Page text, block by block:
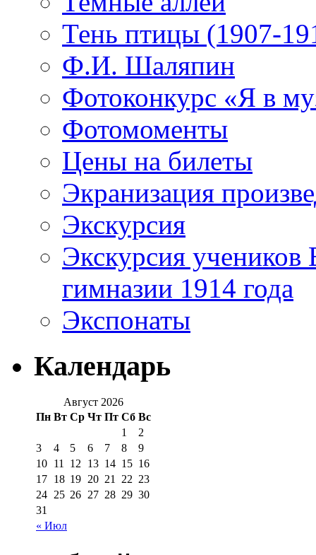
Тень птицы (1907-
Ф.И. Шаляпин
Фотоконкурс «Я в
Фотомоменты
Цены на билеты
Экранизация
Экскурсия
Экскурсия
гимназии 1914 года
Экспонаты
Календарь
Август 2026
Пн Вт Ср Чт Пт Сб Вс
« Июл
1
2
3
4 5 6 7 8
9
10 11 12 13 14 15 16
17 18 19 20 21 22 23
24 25 26 27 28 29 30
31